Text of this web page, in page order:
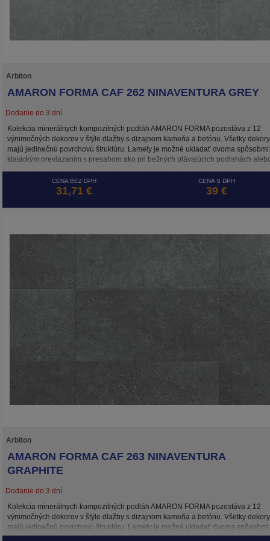
Arbiton
AMARON FORMA CAF 262 NINAVENTURA GREY
Dodanie do 3 dní
Kolekcia minerálnych kompozitných podláh AMARON FORMA pozostáva z 12
výnimočných dekorov v štýle dlažby s dizajnom kameňa a betónu. Všetky dekory
majú jedinečnú povrchovú štruktúru. Lamely je možné ukladať dvoma spôsobmi:
klasickým previazaním s presahom ako pri bežných plávajúcich podlahách
smeroch umožňuje systém 5G CROSS, ktorý zaisťuje stabilitu spojov takto
položenej plávajúcej podlahy. Podlaha AMARON FORMA je, rovnako ako
HD Mineral Core a je ideálna na podlahové vykurovanie.
CENA BEZ DPH
31,71 €
CENA S DPH
39 €
Arbiton
AMARON FORMA CAF 263 NINAVENTURA
GRAPHITE
Dodanie do 3 dní
Kolekcia minerálnych kompozitných podláh AMARON FORMA pozostáva z 12
výnimočných dekorov v štýle dlažby s dizajnom kameňa a betónu. Všetky dekory
majú jedinečnú povrchovú štruktúru. Lamely je možné ukladať dvoma spôsobmi:
klasickým previazaním s presahom ako pri bežných plávajúcich podlahách